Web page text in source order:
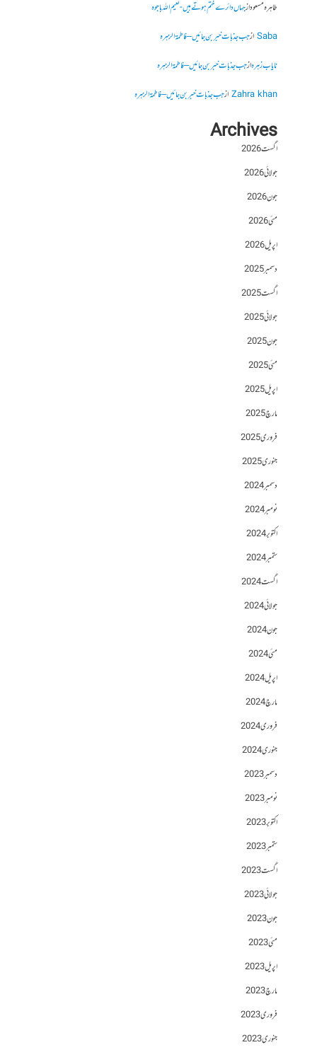
طاہرہ مسعودازجہاں دائرے ختم ہوتے ہیں- نعیم اللہ باجوہ
Sabaازجب جذبات خبر بن جائیں – فاطمۃالزہرہ
نایاب زہرہازجب جذبات خبر بن جائیں – فاطمۃالزہرہ
Zahra khanازجب جذبات خبر بن جائیں – فاطمۃالزہرہ
Archives
اگست 2026
جولائی 2026
جون 2026
مئی 2026
اپریل 2026
دسمبر 2025
اگست 2025
جولائی 2025
جون 2025
مئی 2025
اپریل 2025
مارچ 2025
فروری 2025
جنوری 2025
دسمبر 2024
نومبر 2024
اکتوبر 2024
ستمبر 2024
اگست 2024
جولائی 2024
جون 2024
مئی 2024
اپریل 2024
مارچ 2024
فروری 2024
جنوری 2024
دسمبر 2023
نومبر 2023
اکتوبر 2023
ستمبر 2023
اگست 2023
جولائی 2023
جون 2023
مئی 2023
اپریل 2023
مارچ 2023
فروری 2023
جنوری 2023